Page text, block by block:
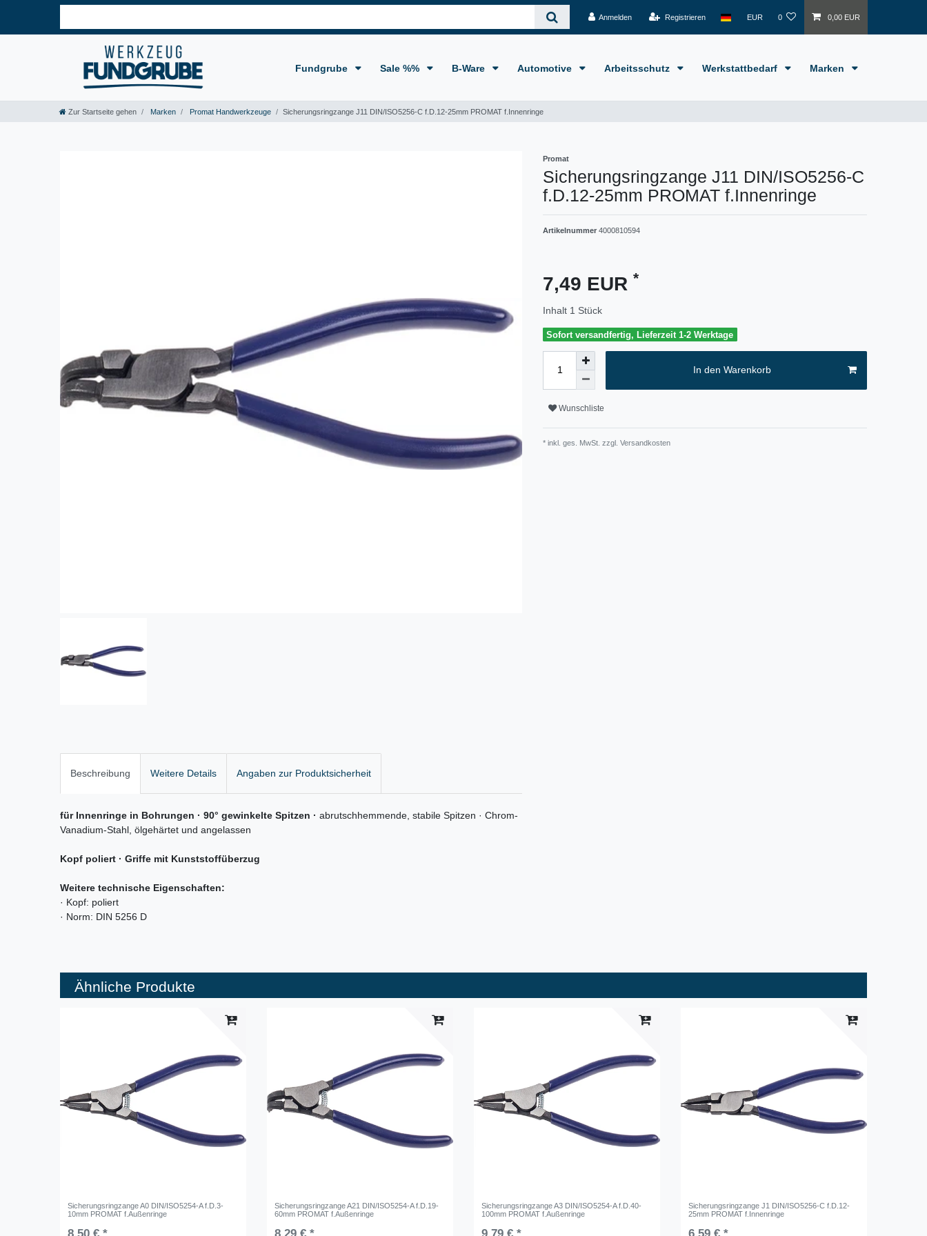
Anmelden Registrieren EUR 0 0,00 EUR
Fundgrube Sale %% B-Ware Automotive Arbeitsschutz Werkstattbedarf Marken
Zur Startseite gehen Marken Promat Handwerkzeuge Sicherungsringzange J11 DIN/ISO5256-C f.D.12-25mm PROMAT f.Innenringe
Promat
Sicherungsringzange J11 DIN/ISO5256-C
f.D.12-25mm PROMAT f.Innenringe
Artikelnummer 4000810594
7,49 EUR *
Inhalt 1 Stück
Sofort versandfertig, Lieferzeit 1-2 Werktage
In den Warenkorb
Wunschliste
* inkl. ges. MwSt. zzgl. Versandkosten
Beschreibung Weitere Details Angaben zur Produktsicherheit
für Innenringe in Bohrungen · 90° gewinkelte Spitzen · abrutschhemmende, stabile Spitzen · Chrom-
Vanadium-Stahl, ölgehärtet und angelassen
Kopf poliert · Griffe mit Kunststoffüberzug
Weitere technische Eigenschaften:
· Kopf: poliert
· Norm: DIN 5256 D
Ähnliche Produkte
Sicherungsringzange A0 DIN/ISO5254-A f.D.3-
10mm PROMAT f.Außenringe
Sicherungsringzange A21 DIN/ISO5254-A f.D.19-
60mm PROMAT f.Außenringe
Sicherungsringzange A3 DIN/ISO5254-A f.D.40-
100mm PROMAT f.Außenringe
Sicherungsringzange J1 DIN/ISO5256-C f.D.12-
25mm PROMAT f.Innenringe